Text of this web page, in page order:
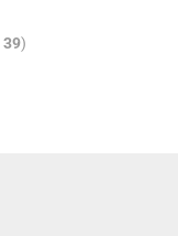
39)